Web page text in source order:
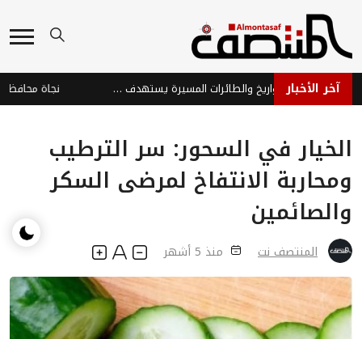
آخر الأخبار هجوم حوثي بالصواريخ والطائرات المسيرة يستهدف ميناء المخا والساحل الغربي
الخيار في السحور: سر الترطيب
ومحاربة الانتفاخ لمرضى السكر
والصائمين
المنتصف نت منذ 5 أشهر